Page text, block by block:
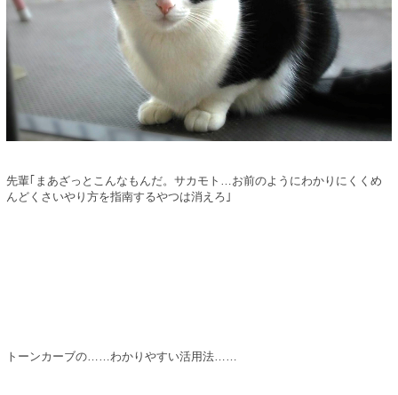
先輩｢まあざっとこんなもんだ。サカモト…お前のようにわかりにくくめ
んどくさいやり方を指南するやつは消えろ｣
トーンカーブの……わかりやすい活用法……